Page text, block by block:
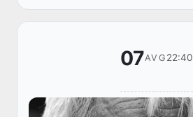
07AVG 22:40